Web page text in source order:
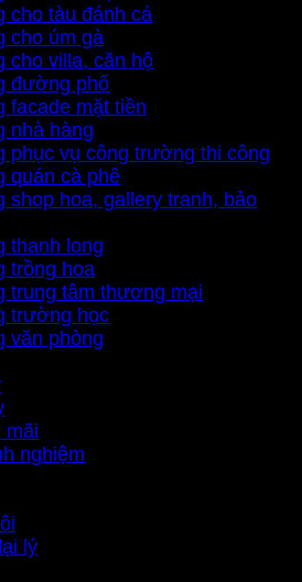
cho tàu đánh cá
cho úm gà
cho villa, căn hộ
đường phố
facade mặt tiền
nhà hàng
phục vụ công trường thi công
quán cà phê
shop hoa, gallery tranh, bảo
thanh long
trồng hoa
trung tâm thương mại
trường học
văn phòng
mãi
nghiệm
lý